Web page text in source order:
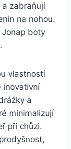
zabraňují
na ​nohou.
boty
vlastností
inovativní⁤
a
minimalizují
při ‌chůzi.‍